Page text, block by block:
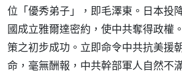
位「優秀弟子」，即毛澤東。日本投
國成立雅爾達密約，使中共奪得政權
策之初步成功。立即命令中共抗美援
命，毫無酬報，中共幹部軍人自然不